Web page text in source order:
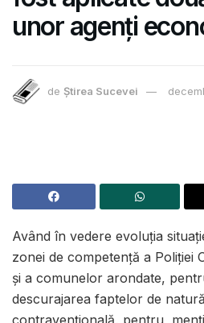
unor agenți
de Știrea Sucevei
Având în vedere evoluţia
zonei de competență a Poliției
și a comunelor arondate,
descurajarea faptelor de